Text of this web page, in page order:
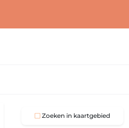
Zoeken in kaartgebied